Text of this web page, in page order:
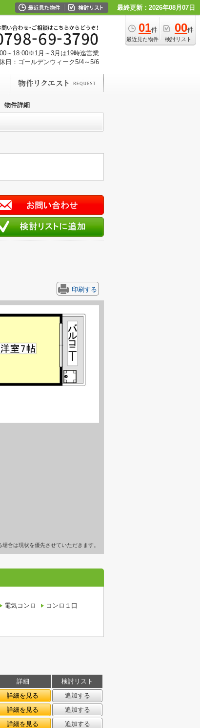
最終更新：2026年08月07日
01件
最近見た物件
00件
検討リスト
～18:00※1月～3月は19時迄営業
日：ゴールデンウィーク5/4～5/6
物件詳細
印刷する
合は現状を優先させていただきます。
電気コンロ
コンロ１口
詳細
検討リスト
詳細を見る
追加する
詳細を見る
追加する
詳細を見る
追加する